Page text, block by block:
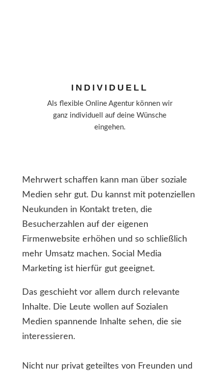
INDIVIDUELL
Als flexible Online Agentur können wir
ganz individuell auf deine Wünsche
eingehen.
Mehrwert schaffen kann man über soziale
Medien sehr gut. Du kannst mit potenziellen
Neukunden in Kontakt treten, die
Besucherzahlen auf der eigenen
Firmenwebsite erhöhen und so schließlich
mehr Umsatz machen. Social Media
Marketing ist hierfür gut geeignet.
Das geschieht vor allem durch relevante
Inhalte. Die Leute wollen auf Sozialen
Medien spannende Inhalte sehen, die sie
interessieren.
Nicht nur privat geteiltes von Freunden und